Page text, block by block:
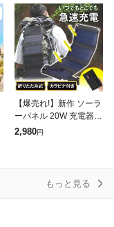
手回
【爆売れ!】新作 ソーラ
ーパネル 20W 充電器
太陽光発電 折り畳み式
2,980円
もっと見る